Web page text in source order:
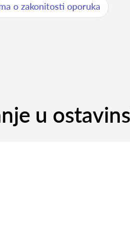
o zakonitosti oporuka
u